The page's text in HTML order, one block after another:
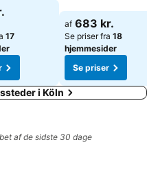
17
af 683 kr.
Se priser fra 18
hjemmesider
Se priser
i Köln
af de sidste 30 dage